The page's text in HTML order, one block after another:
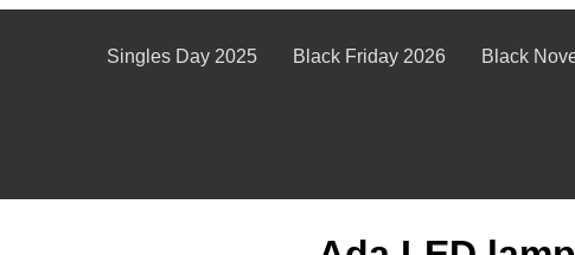
Singles Day 2025 Black Friday 2026 Black